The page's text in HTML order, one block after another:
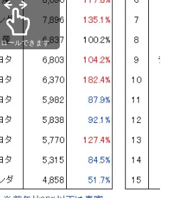
ロールできます